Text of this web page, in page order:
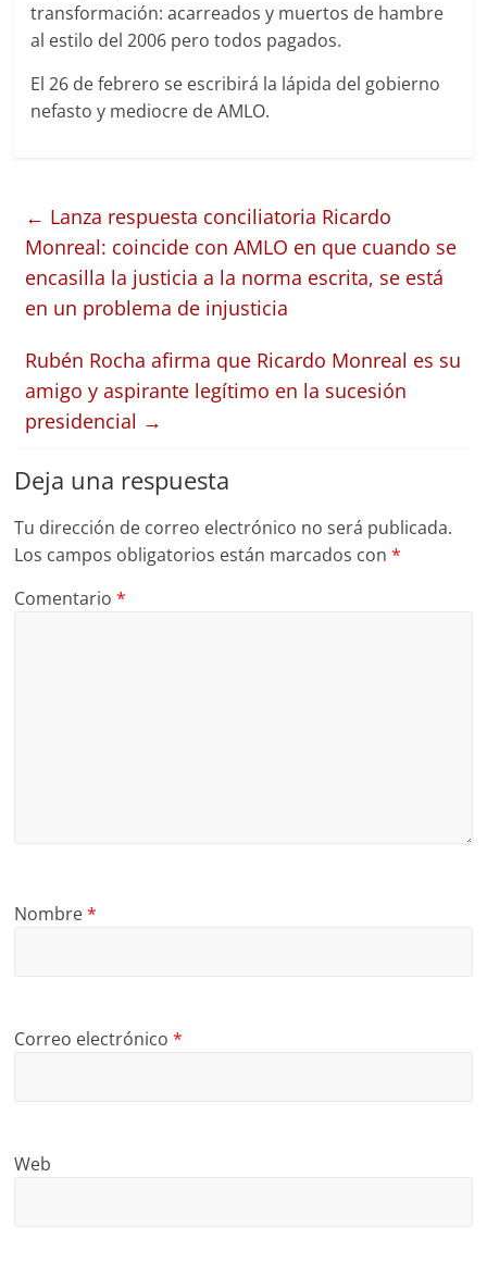
transformación: acarreados y muertos de hambre
al estilo del 2006 pero todos pagados.
El 26 de febrero se escribirá la lápida del gobierno
nefasto y mediocre de AMLO.
← Lanza respuesta conciliatoria Ricardo
Monreal: coincide con AMLO en que cuando se
encasilla la justicia a la norma escrita, se está
en un problema de injusticia
Rubén Rocha afirma que Ricardo Monreal es su
amigo y aspirante legítimo en la sucesión
presidencial →
Deja una respuesta
Tu dirección de correo electrónico no será publicada.
Los campos obligatorios están marcados con*
Comentario*
Nombre*
Correo electrónico*
Web